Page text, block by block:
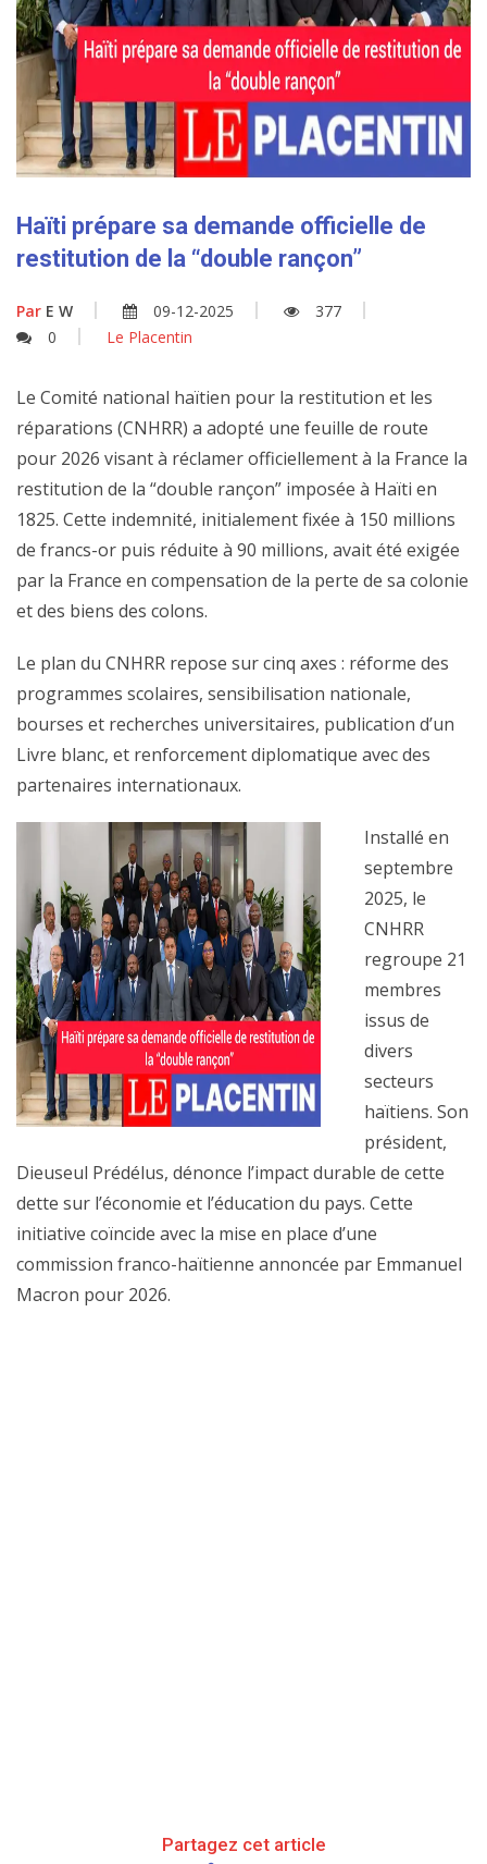
Haïti prépare sa demande officielle de
restitution de la “double rançon”
Par E W 09-12-2025
377
0
Le Placentin
Le Comité national haïtien pour la restitution et les
réparations (CNHRR) a adopté une feuille de route
pour 2026 visant à réclamer officiellement à la France la
restitution de la “double rançon” imposée à Haïti en
1825. Cette indemnité, initialement fixée à 150 millions
de francs-or puis réduite à 90 millions, avait été exigée
par la France en compensation de la perte de sa colonie
et des biens des colons.
Le plan du CNHRR repose sur cinq axes : réforme des
programmes scolaires, sensibilisation nationale,
bourses et recherches universitaires, publication d’un
Livre blanc, et renforcement diplomatique avec des
partenaires internationaux.
Installé en
septembre
2025, le
CNHRR
regroupe 21
membres
issus de
divers
secteurs
haïtiens. Son
président,
Dieuseul Prédélus, dénonce l’impact durable de cette
dette sur l’économie et l’éducation du pays. Cette
initiative coïncide avec la mise en place d’une
commission franco-haïtienne annoncée par Emmanuel
Macron pour 2026.
Partagez cet article